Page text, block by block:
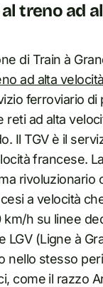
treno ad
di Train à
ad alta velocità
ferroviario di
reti ad alta
Il TGV è il
francese.
rivoluzionario
a velocità
h su linee
LGV (Ligne à
nello stesso
come il razzo